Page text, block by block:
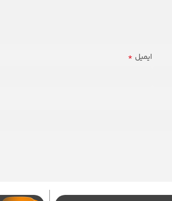
ایمیل *